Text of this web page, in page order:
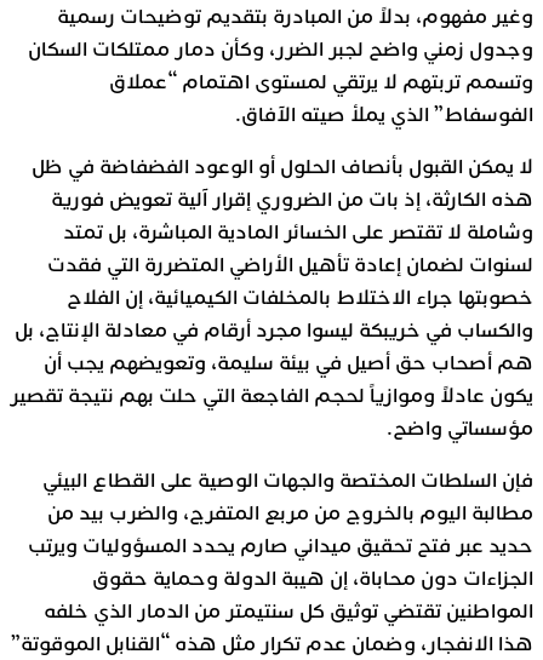
وغير مفهوم، بدلاً من المبادرة بتقديم توضيحات رسمية
وجدول زمني واضح لجبر الضرر، وكأن دمار ممتلكات السكان
وتسمم تربتهم لا يرتقي لمستوى اهتمام “عملاق
الفوسفاط” الذي يملأ صيته الآفاق.
لا يمكن القبول بأنصاف الحلول أو الوعود الفضفاضة في ظل
هذه الكارثة، إذ بات من الضروري إقرار آلية تعويض فورية
وشاملة لا تقتصر على الخسائر المادية المباشرة، بل تمتد
لسنوات لضمان إعادة تأهيل الأراضي المتضررة التي فقدت
خصوبتها جراء الاختلاط بالمخلفات الكيميائية، إن الفلاح
والكساب في خريبكة ليسوا مجرد أرقام في معادلة الإنتاج، بل
هم أصحاب حق أصيل في بيئة سليمة، وتعويضهم يجب أن
يكون عادلاً وموازياً لحجم الفاجعة التي حلت بهم نتيجة تقصير
مؤسساتي واضح.
فإن السلطات المختصة والجهات الوصية على القطاع البيئي
مطالبة اليوم بالخروج من مربع المتفرج، والضرب بيد من
حديد عبر فتح تحقيق ميداني صارم يحدد المسؤوليات ويرتب
الجزاءات دون محاباة، إن هيبة الدولة وحماية حقوق
المواطنين تقتضي توثيق كل سنتيمتر من الدمار الذي خلفه
هذا الانفجار، وضمان عدم تكرار مثل هذه “القنابل الموقوتة”